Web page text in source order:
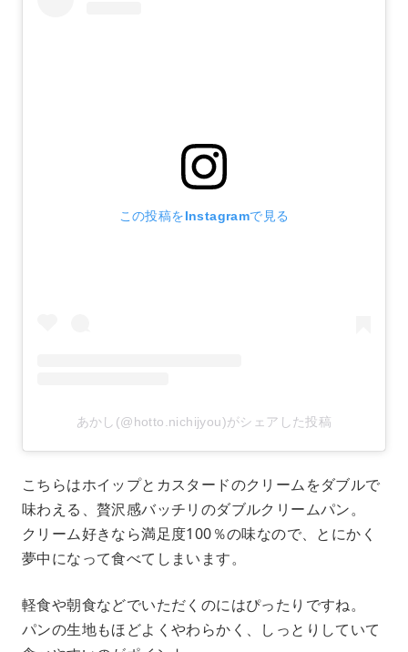
この投稿をInstagramで見る
あかし(@hotto.nichijyou)がシェアした投稿
こちらはホイップとカスタードのクリームをダブルで
味わえる、贅沢感バッチリのダブルクリームパン。
クリーム好きなら満足度100％の味なので、とにかく
夢中になって食べてしまいます。
軽食や朝食などでいただくのにはぴったりですね。
パンの生地もほどよくやわらかく、しっとりしていて